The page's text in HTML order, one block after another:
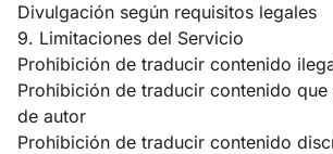
Divulgación según requisitos legales
9. Limitaciones del Servicio
Prohibición de traducir contenido
Prohibición de traducir contenido
de autor
Prohibición de traducir contenido